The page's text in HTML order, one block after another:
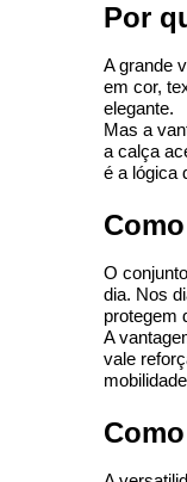
Por
A grande
em cor,
elegante.
Mas a
a calça
é a lógica
O
dia. Nos
protegem
A
vale